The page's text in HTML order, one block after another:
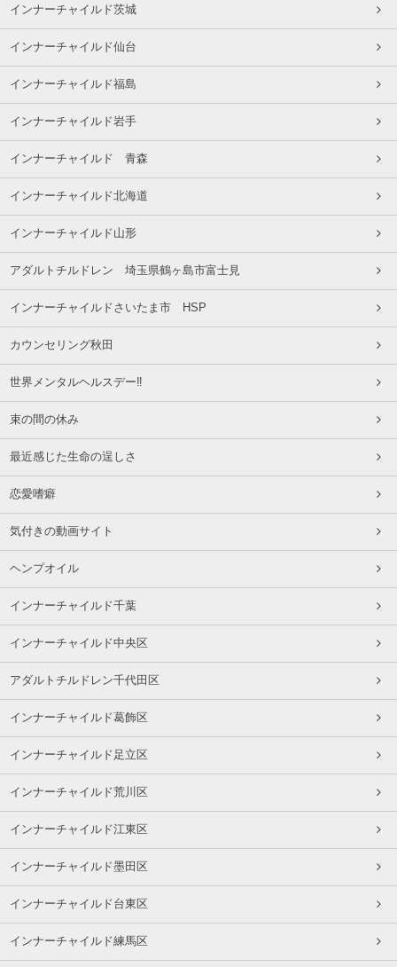
インナーチャイルド茨城
インナーチャイルド仙台
インナーチャイルド福島
インナーチャイルド岩手
インナーチャイルド 青森
インナーチャイルド北海道
インナーチャイルド山形
アダルトチルドレン 埼玉県鶴ヶ島市富士見
インナーチャイルドさいたま市 HSP
カウンセリング秋田
世界メンタルヘルスデー‼️
束の間の休み
最近感じた生命の逞しさ
恋愛嗜癖
気付きの動画サイト
ヘンプオイル
インナーチャイルド千葉
インナーチャイルド中央区
アダルトチルドレン千代田区
インナーチャイルド葛飾区
インナーチャイルド足立区
インナーチャイルド荒川区
インナーチャイルド江東区
インナーチャイルド墨田区
インナーチャイルド台東区
インナーチャイルド練馬区